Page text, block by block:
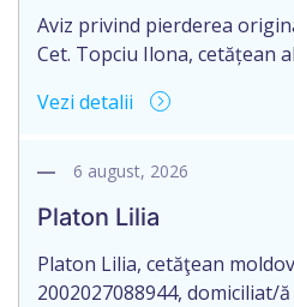
Aviz privind pierderea
Cet. Topciu Ilona, cetățean
2000025009152, aduce la
moștenitor legal nr. 3186 din
orș. Anenii Noi.
Vezi detalii
6 august, 2026
Platon Lilia
Platon Lilia, cetăţean
2002027088944, domiciliat/